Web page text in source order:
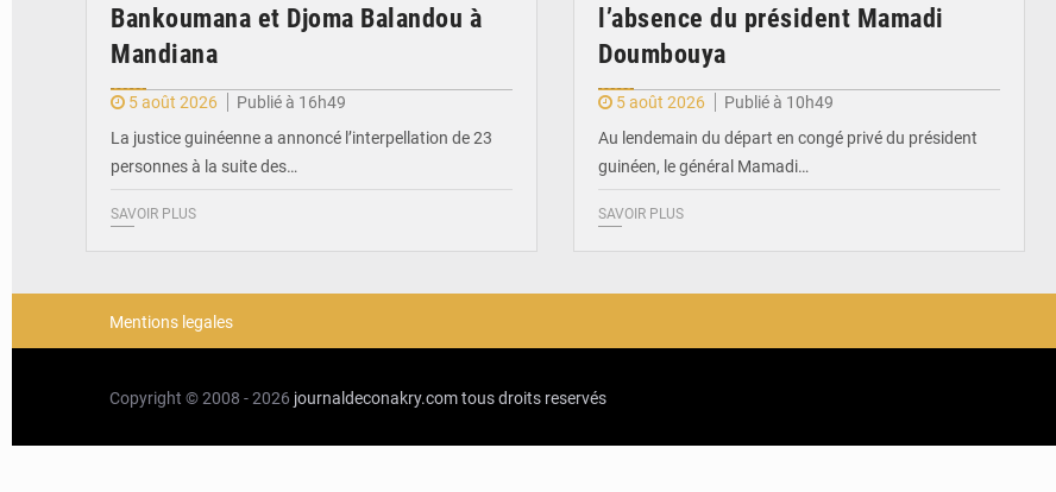
Bankoumana et Djoma Balandou à
Mandiana
5 août 2026
Publié à 16h49
La justice guinéenne a annoncé l’interpellation de 23
personnes à la suite des…
SAVOIR PLUS
l’absence du président Mamadi
Doumbouya
5 août 2026
Publié à 10h49
Au lendemain du départ en congé privé du président
guinéen, le général Mamadi…
SAVOIR PLUS
Mentions legales
Copyright © 2008 - 2026 journaldeconakry.comtous droits reservés